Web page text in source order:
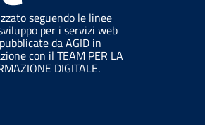
seguendo le linee
per i servizi web
da AGID in
con il TEAM PER LA
DIGITALE.